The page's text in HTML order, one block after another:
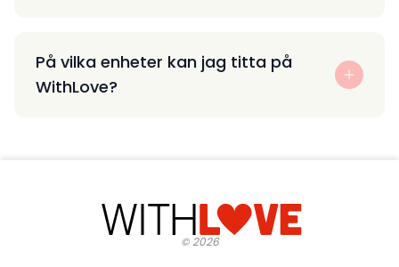
På vilka enheter kan jag titta på
WithLove?
©2026